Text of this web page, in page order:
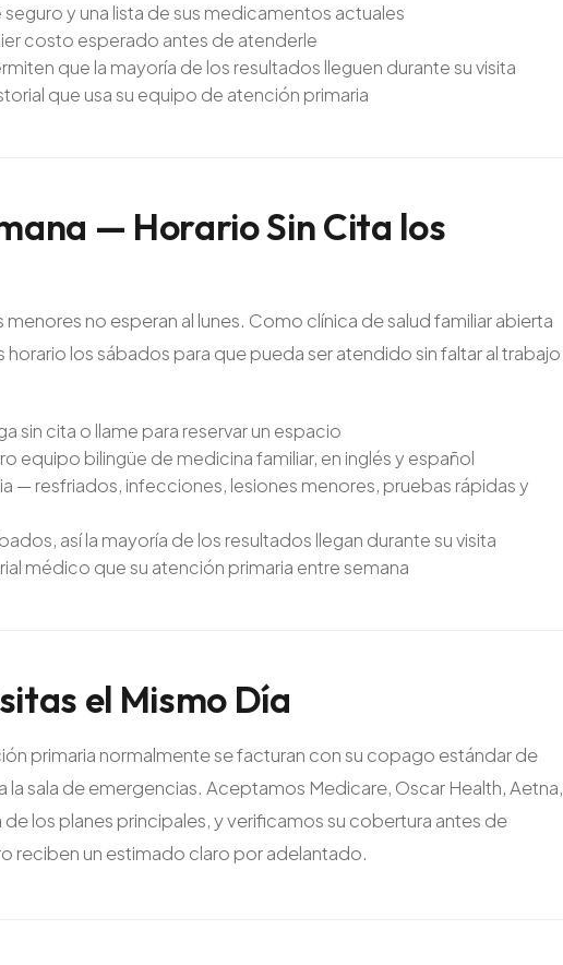
y una lista de sus medicamentos actuales
costo esperado antes de atenderle
que la mayoría de los resultados lleguen durante su visita
que usa su equipo de atención primaria
— HorarioSinCita los
no esperan al lunes. Como clínica de salud familiar abierta
los sábados para que pueda ser atendido sin faltar al trabajo
sin cita o llame para reservar un espacio
equipo bilingüe de medicina familiar, en inglés y español
— resfriados, infecciones, lesiones menores, pruebas rápidas y
así la mayoría de los resultados llegan durante su visita
médico que su atención primaria entre semana
el Mismo Día
primaria normalmente se facturan con su copago estándar de
sala de emergencias. Aceptamos Medicare, Oscar Health, Aetna,
los planes principales, y verificamos su cobertura antes de
reciben un estimado claro por adelantado.